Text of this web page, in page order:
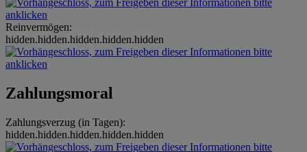
Reinvermögen:
hidden.hidden.hidden.hidden.hidden
Zahlungsmoral
Zahlungsverzug (in Tagen):
hidden.hidden.hidden.hidden.hidden